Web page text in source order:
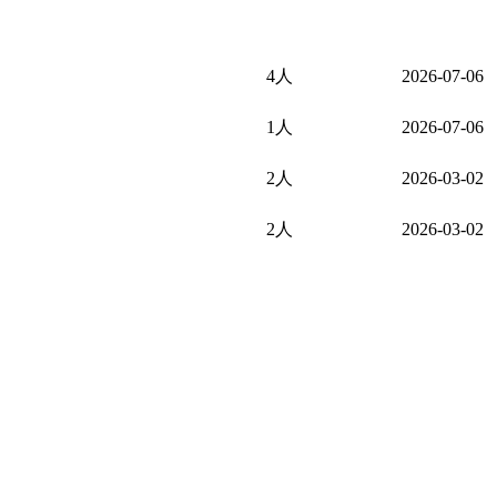
4人 2026-07-06
1人 2026-07-06
2人 2026-03-02
2人 2026-03-02